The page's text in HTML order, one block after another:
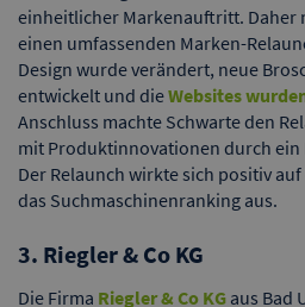
einheitlicher Markenauftritt. Daher
einen umfassenden Marken-
Design wurde verändert, neue
entwickelt und dieWebsites
Anschluss machte Schwarte den
mit Produktinnovationen durch ein
Der Relaunch wirkte sich positiv
das Suchmaschinenranking aus.
3. Riegler & Co KG
Die Firma Riegler & Co KG aus Bad